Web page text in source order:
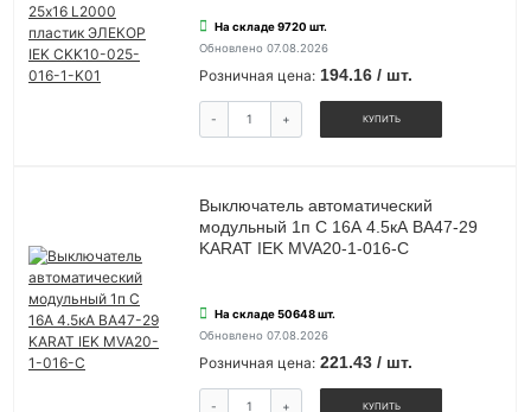
На складе 9720 шт.
Обновлено 07.08.2026
Розничная цена: 194.16 / шт.
- + КУПИТЬ
Выключатель автоматический
модульный 1п C 16А 4.5кА ВА47-29
KARAT IEK MVA20-1-016-C
На складе 50648 шт.
Обновлено 07.08.2026
Розничная цена: 221.43 / шт.
- + КУПИТЬ